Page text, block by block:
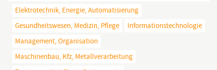
Elektrotechnik, Energie, Automatisierung
Gesundheitswesen, Medizin, Pflege
Informationstechnologie
Management, Organisation
Maschinenbau, Kfz, Metallverarbeitung